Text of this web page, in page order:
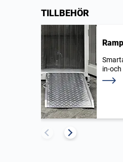
TILLBEHÖR
in-
Läs